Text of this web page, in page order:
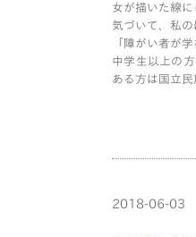
女が描いた線
気づいて、私の
「障がい者が
中学生以上の
ある方は国立
2018-06-03